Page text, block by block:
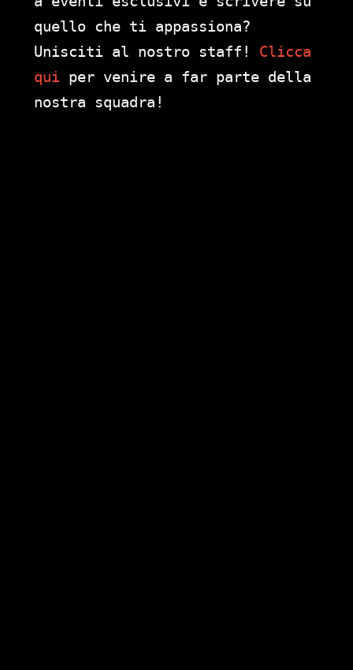
quello che ti appassiona?
Unisciti al nostro staff! Clicca
qui per venire a far parte della
nostra squadra!